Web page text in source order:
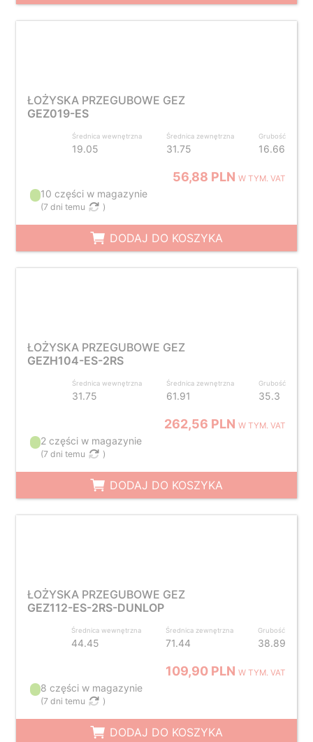
ŁOŻYSKA PRZEGUBOWE GEZ
GEZ019-ES
Średnica wewnętrzna
19.05
Średnica zewnętrzna
31.75
Grubość
16.66
56,88 PLNW TYM. VAT
10 części w magazynie
(7 dni temu )
DODAJ DO KOSZYKA
ŁOŻYSKA PRZEGUBOWE GEZ
GEZH104-ES-2RS
Średnica wewnętrzna
31.75
Średnica zewnętrzna
61.91
Grubość
35.3
262,56 PLNW TYM. VAT
2 części w magazynie
(7 dni temu )
DODAJ DO KOSZYKA
ŁOŻYSKA PRZEGUBOWE GEZ
GEZ112-ES-2RS-DUNLOP
Średnica wewnętrzna
44.45
Średnica zewnętrzna
71.44
Grubość
38.89
109,90 PLNW TYM. VAT
8 części w magazynie
(7 dni temu )
DODAJ DO KOSZYKA